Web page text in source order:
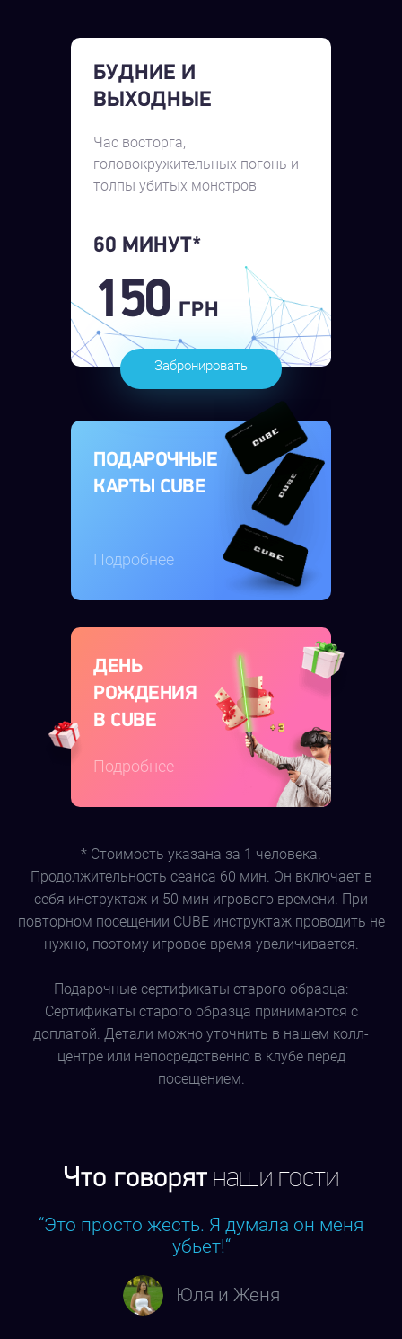
БУДНИЕ И
ВЫХОДНЫЕ
Час восторга,
головокружительных погонь и
толпы убитых монстров
60 МИНУТ*
150 ГРН
Забронировать
ПОДАРОЧНЫЕ
КАРТЫ CUBE
Подробнее
ДЕНЬ
РОЖДЕНИЯ
В CUBE
Подробнее
* Стоимость указана за 1 человека.
Продолжительность сеанса 60 мин. Он включает в
себя инструктаж и 50 мин игрового времени. При
повторном посещении CUBE инструктаж проводить не
нужно, поэтому игровое время увеличивается.
Подарочные сертификаты старого образца:
Сертификаты старого образца принимаются с
доплатой. Детали можно уточнить в нашем колл-
центре или непосредственно в клубе перед
посещением.
Что говорятнаши гости
“Это просто жесть. Я думала он меня
убьет!“
Юля и Женя